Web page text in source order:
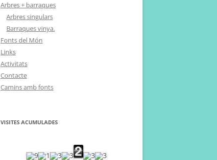
Arbres + barraques
Arbres singulars
Barraques vinya.
Fonts del Món
Links
Activitats
Contacte
Camins amb fonts
VISITES ACUMULADES